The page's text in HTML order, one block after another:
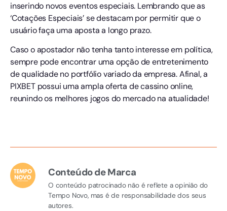
inserindo novos eventos especiais. Lembrando que as
‘Cotações Especiais’ se destacam por permitir que o
usuário faça uma aposta a longo prazo.
Caso o apostador não tenha tanto interesse em política,
sempre pode encontrar uma opção de entretenimento
de qualidade no portfólio variado da empresa. Afinal, a
PIXBET possui uma ampla oferta de cassino online,
reunindo os melhores jogos do mercado na atualidade!
Conteúdo de Marca
O conteúdo patrocinado não é reflete a opinião do
Tempo Novo, mas é de responsabilidade dos seus
autores.